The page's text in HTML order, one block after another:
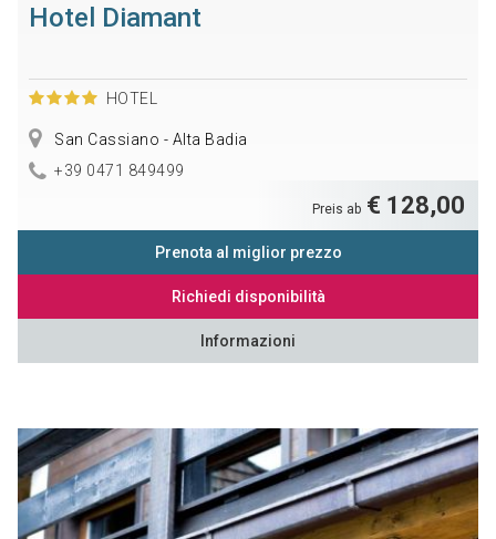
Hotel Diamant
HOTEL
San Cassiano - Alta Badia
+39 0471 849499
Preis ab € 128,00
Prenota al miglior prezzo
Richiedi disponibilità
Informazioni